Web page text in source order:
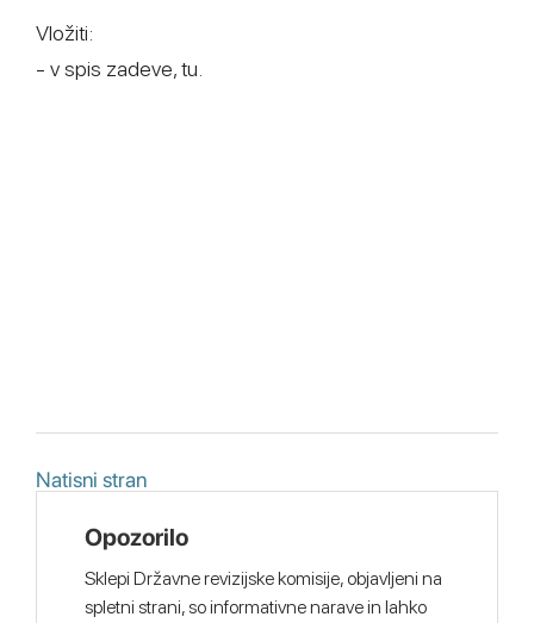
Vložiti:
- v spis zadeve, tu.
Natisni stran
Opozorilo
Sklepi Državne revizijske komisije, objavljeni na
spletni strani, so informativne narave in lahko